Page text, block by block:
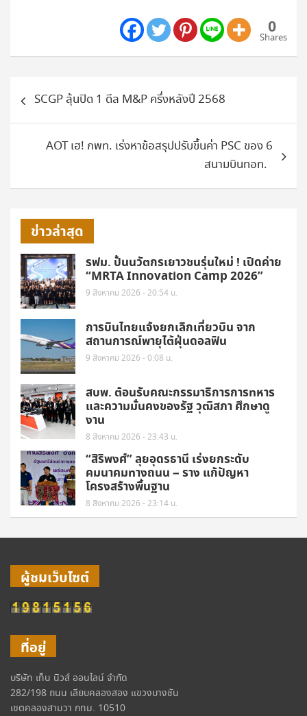
0
Shares
เรื่องSCGP ลุ้นปิด 1 ดีล M&P ครึ่งหลังปี 2568
AOT เฮ! กพท. เร่งหาข้อสรุปปรับขึ้นค่า PSC ของ 6
สนามบินทอท.
ข่าวล่าสุด
รฟม. ปั้นนวัตกรเยาวชนรุ่นใหม่ ! เปิดค่าย
“MRTA Innovation Camp 2026”
9 สิงหาคม 2026 - 20:54 น.
การบินไทยแจ้งยกเลิกเที่ยวบิน จาก
สถานการณ์พายุไต้ฝุ่นดอลฟิน
9 สิงหาคม 2026 - 0:08 น.
สบพ. ต้อนรับคณะกรรมาธิการการทหาร
และความมั่นคงของรัฐ วุฒิสภา ศึกษาดู
งาน
8 สิงหาคม 2026 - 23:43 น.
“สิริพงศ์” ลุยอุดรธานี เร่งยกระดับ
คมนาคมทางถนน – ราง แก้ปัญหา
โครงสร้างพื้นฐาน
8 สิงหาคม 2026 - 23:14 น.
ผู้ชมเว็บไซต์
ที่อยู่
บริษัท เท็น นิวส์ ออนไลน์ จำกัด
282/198 ถนน เลียบคลองสอง แขวงบางชัน
เขตคลองสามวา กทม. 10510